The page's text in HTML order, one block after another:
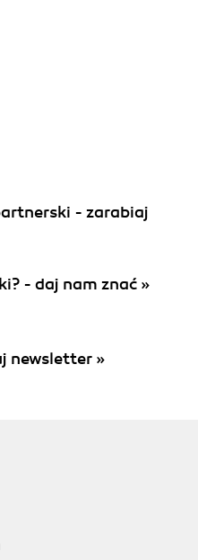
- zarabiaj
- daj nam znać »
newsletter »